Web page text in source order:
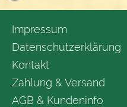
Impressum
Datenschutzerklärung
Kontakt
Zahlung & Versand
AGB & Kundeninfo